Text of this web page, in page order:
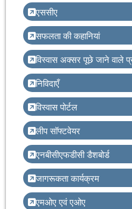
एससीए
सफलता की कहानियां
विस्वास अक्सर पूछे जाने वाले
निविदाएँ
विस्वास पोर्टल
लीप सॉफ्टवेयर
एनबीसीएफडीसी डैशबोर्ड
जागरूकता कार्यक्रम
एमओए एवं एओए